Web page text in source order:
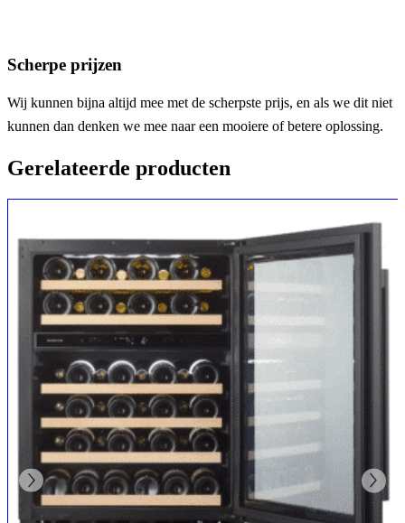
Scherpe prijzen
Wij kunnen bijna altijd mee met de scherpste prijs, en als we dit niet
kunnen dan denken we mee naar een mooiere of betere oplossing.
Gerelateerde producten